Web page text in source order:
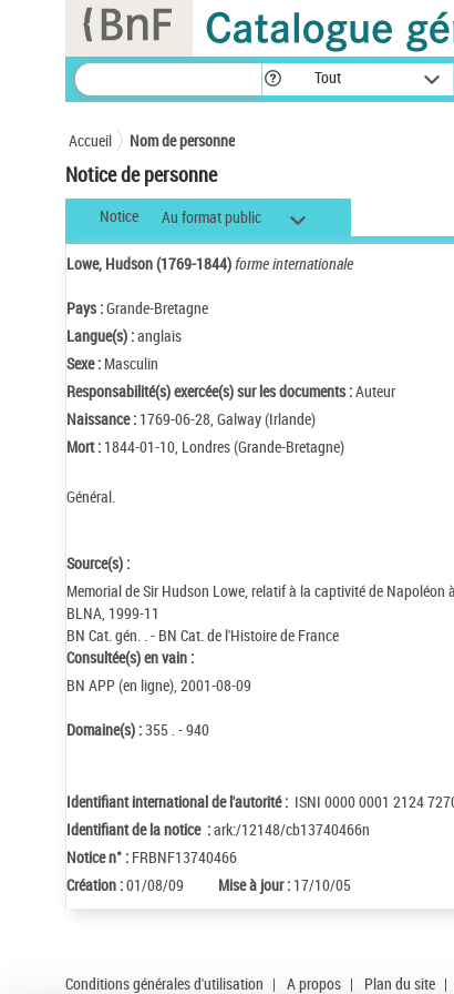
Tout
Accueil Nom de personne
Notice de personne
Notice Au format public
Lowe, Hudson (1769-1844)forme internationale
Pays :Grande-Bretagne
Langue(s) :anglais
Sexe : Masculin
Responsabilité(s) exercée(s) sur les documents :Auteur
Naissance : 1769-06-28, Galway (Irlande)
Mort : 1844-01-10, Londres (Grande-Bretagne)
Général.
Source(s) :
Memorial de Sir Hudson Lowe, relatif à la captivité de Napoléon
BLNA, 1999-11
BN Cat. gén. . - BN Cat. de l'Histoire de France
Consultée(s) en vain :
BN APP (en ligne), 2001-08-09
Domaine(s) :355 . - 940
Identifiant international de l'autorité : ISNI 0000 0001 2124
Identifiant de la notice :ark:/12148/cb13740466n
Notice n° : FRBNF13740466
Création :01/08/09 Mise à jour : 17/10/05
Conditions générales d'utilisation | A propos | Plan du site |
Panneau de gestion des cookies